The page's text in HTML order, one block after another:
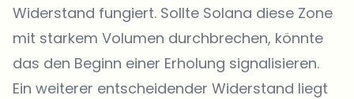
Widerstand fungiert. Sollte Solana diese Zone
mit starkem Volumen durchbrechen, könnte
das den Beginn einer Erholung signalisieren.
Ein weiterer entscheidender Widerstand liegt